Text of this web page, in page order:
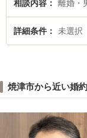
相談内容 離婚・
詳細条件 未選択
焼津市から近い婚